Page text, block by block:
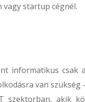
vagy startup cégnél.
informatikus
van szükség
szektorban, akik